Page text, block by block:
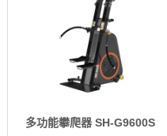
多功能攀爬器 SH-G9600S